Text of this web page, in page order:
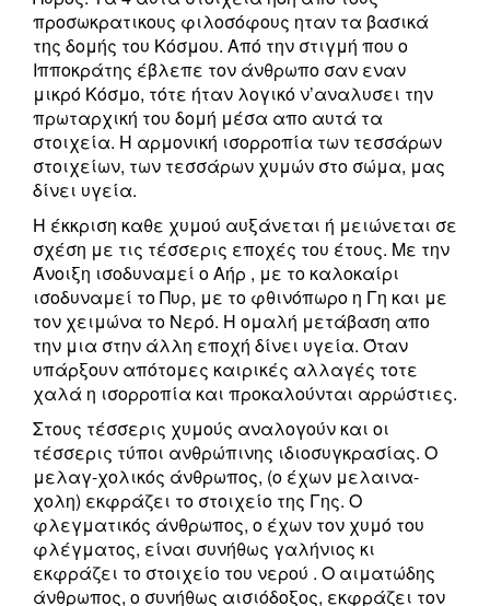
προσωκρατικους φιλοσόφους ηταν τα βασικά
της δομής του Κόσμου. Από την στιγμή που ο
Ιπποκράτης έβλεπε τον άνθρωπο σαν εναν
μικρό Κόσμο, τότε ήταν λογικό ν’αναλυσει την
πρωταρχική του δομή μέσα απο αυτά τα
στοιχεία. Η αρμονική ισορροπία των τεσσάρων
στοιχείων, των τεσσάρων χυμών στο σώμα, μας
δίνει υγεία.
Η έκκριση καθε χυμού αυξάνεται ή μειώνεται σε
σχέση με τις τέσσερις εποχές του έτους. Με την
Άνοιξη ισοδυναμεί ο Αήρ , με το καλοκαίρι
ισοδυναμεί το Πυρ, με το φθινόπωρο η Γη και με
τον χειμώνα το Νερό. Η ομαλή μετάβαση απο
την μια στην άλλη εποχή δίνει υγεία. Όταν
υπάρξουν απότομες καιρικές αλλαγές τοτε
χαλά η ισορροπία και προκαλούνται αρρώστιες.
Στους τέσσερις χυμούς αναλογούν και οι
τέσσερις τύποι ανθρώπινης ιδιοσυγκρασίας. Ο
μελαγ-χολικός άνθρωπος, (ο έχων μελαινα-
χολη) εκφράζει το στοιχείο της Γης. Ο
φλεγματικός άνθρωπος, ο έχων τον χυμό του
φλέγματος, είναι συνήθως γαλήνιος κι
εκφράζει το στοιχείο του νερού . Ο αιματώδης
άνθρωπος, ο συνήθως αισιόδοξος, εκφράζει τον